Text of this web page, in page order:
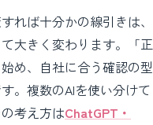
れば十分かの線引きは、
大きく変わります。「正
め、自社に合う確認の型
。複数のAIを使い分けて
考え方はChatGPT・